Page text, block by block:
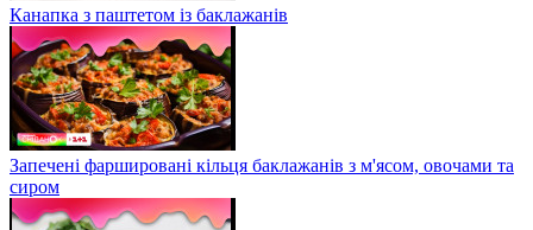
Канапка з паштетом із баклажанів
Запечені фаршировані кільця баклажанів з м'ясом, овочами та
сиром